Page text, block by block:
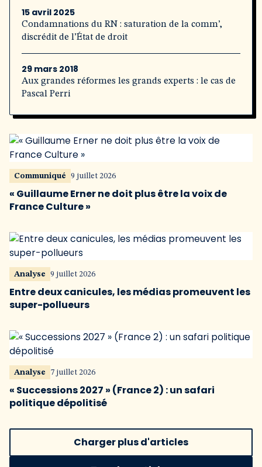
15 avril 2025
Condamnations du RN : saturation de la comm’,
discrédit de l’État de droit
29 mars 2018
Aux grandes réformes les grands experts : le cas de
Pascal Perri
Communiqué 9 juillet 2026
« Guillaume Erner ne doit plus être la voix de
France Culture »
Analyse 9 juillet 2026
Entre deux canicules, les médias promeuvent les
super-pollueurs
Analyse 7 juillet 2026
« Successions 2027 » (France 2) : un safari
politique dépolitisé
Charger plus d'articles